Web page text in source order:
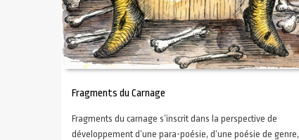
Fragments du Carnage
Fragments du carnage s’inscrit dans la perspective de
développement d’une para-poésie, d’une poésie de genre,